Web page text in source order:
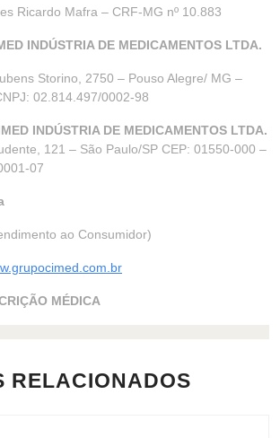
Ricardo Mafra – CRF-MG nº 10.883
INDÚSTRIA DE MEDICAMENTOS LTDA.
Storino, 2750 – Pouso Alegre/ MG –
02.814.497/0002-98
INDÚSTRIA DE MEDICAMENTOS LTDA.
121 – São Paulo/SP CEP: 01550-000 –
07
ao Consumidor)
MÉDICA
RELACIONADOS